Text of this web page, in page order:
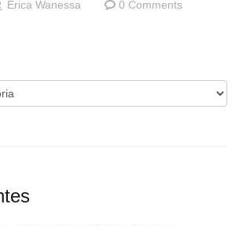
Erica Wanessa 0 Comments